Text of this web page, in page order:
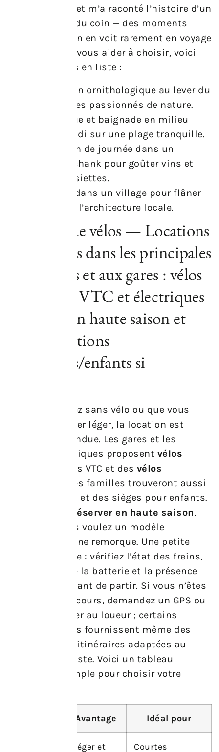
fromage fumé et m’a raconté l’histoire d’un
vieux pêcheur du coin — des moments
vrais comme on en voit rarement en voyage
organisé. Pour vous aider à choisir, voici
quelques idées en liste :
Observation ornithologique au lever du
jour pour les passionnés de nature.
Pique‑nique et baignade en milieu
d’après‑midi sur une plage tranquille.
Halte en fin de journée dans un
Buschenschank pour goûter vins et
petites assiettes.
Escapade dans un village pour flâner
et admirer l’architecture locale.
Location de vélos — Locations
disponibles dans les principales
communes et aux gares : vélos
classiques, VTC et électriques
; réserver en haute saison et
vérifier options
remorques/enfants si
Que vous veniez sans vélo ou que vous
préfériez voyager léger, la location est
simple et répandue. Les gares et les
centres touristiques proposent vélos
, des VTC et des vélos
. Les familles trouveront aussi
des remorques et des sièges pour enfants.
réserver en haute saison,
surtout si vous voulez un modèle
électrique ou une remorque. Une petite
astuce concrète : vérifiez l’état des freins,
l’autonomie de la batterie et la présence
d’un antivol avant de partir. Si vous n’êtes
pas sûr du parcours, demandez un GPS ou
une carte papier au loueur ; certains
établissements fournissent même des
suggestions d’itinéraires adaptées au
niveau du cycliste. Voici un tableau
comparatif simple pour choisir votre
Avantage Idéal pour
Léger et Courtes